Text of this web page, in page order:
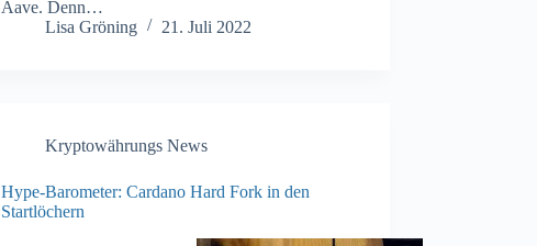
Aave. Denn…
Lisa Gröning
21. Juli 2022
Kryptowährungs News
Hype-Barometer: Cardano Hard Fork in den
Startlöchern